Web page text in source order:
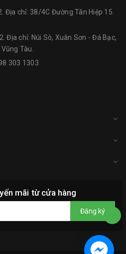
Địa chỉ: 38/4C Đường Tân Hiệp 15.
Địa chỉ: Núi Sò, Xuân Sơn - Đá Bạc,
Tàu.
303 1303
mãi từ cửa hàng
Đăng ký